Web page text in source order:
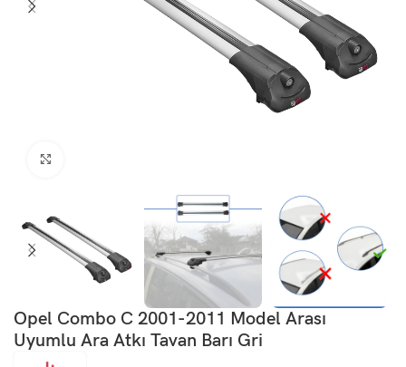
Opel Combo C 2001-2011 Model Arası
Uyumlu Ara Atkı Tavan Barı Gri